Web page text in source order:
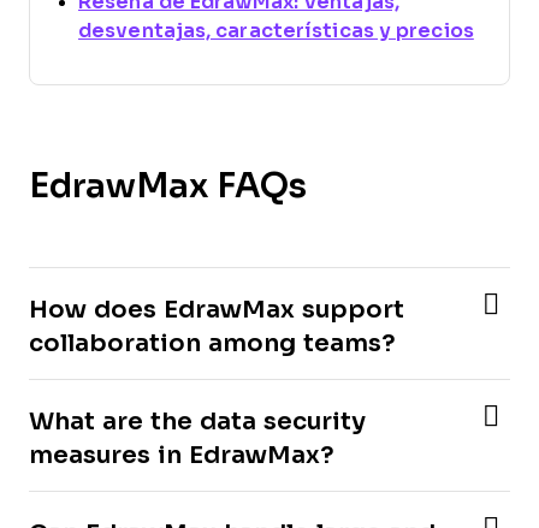
desventajas, características y precios
EdrawMax FAQs
How does EdrawMax support
collaboration among teams?
What are the data security
measures in EdrawMax?